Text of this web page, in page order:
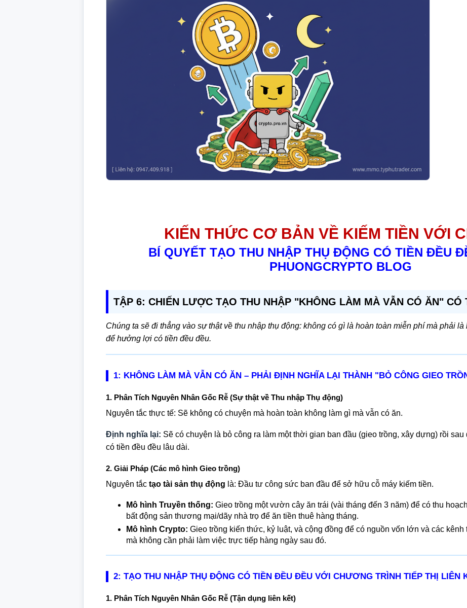
KIẾN THỨC CƠ BẢN VỀ KIẾM TIỀN VỚI
BÍ QUYẾT TẠO THU NHẬP THỤ ĐỘNG CÓ TIỀN ĐỀU
PHUONGCRYPTO BLOG
TẬP 6: CHIẾN LƯỢC TẠO THU NHẬP "KHÔNG LÀM MÀ VẪN CÓ ĂN" CÓ
Chúng ta sẽ đi thẳng vào sự thật về thu nhập thụ động: không có gì là hoàn toàn miễn phí mà phải
để hưởng lợi có tiền đều đều.
1: KHÔNG LÀM MÀ VẪN CÓ ĂN – PHẢI ĐỊNH NGHĨA LẠI THÀNH "BỎ CÔNG GIEO
1. Phân Tích Nguyên Nhân Gốc Rễ (Sự thật về Thu nhập Thụ động)
Nguyên tắc thực tế: Sẽ không có chuyện mà hoàn toàn không làm gì mà vẫn có ăn.
Định nghĩa lại: Sẽ có chuyện là bỏ công ra làm một thời gian ban đầu (gieo trồng, xây dựng) rồi
có tiền đều đều lâu dài.
2. Giải Pháp (Các mô hình Gieo trồng)
Nguyên tắc tạo tài sản thụ động là: Đầu tư công sức ban đầu để sở hữu cỗ máy kiếm tiền.
Mô hình Truyền thống: Gieo trồng một vườn cây ăn trái (vài tháng đến 3 năm) để có thu
bất động sản thương mại/dãy nhà trọ để ăn tiền thuê hàng tháng.
Mô hình Crypto: Gieo trồng kiến thức, kỷ luật, và cộng đồng để có nguồn vốn lớn và các kênh
mà không cần phải làm việc trực tiếp hàng ngày sau đó.
2: TẠO THU NHẬP THỤ ĐỘNG CÓ TIỀN ĐỀU ĐỀU VỚI CHƯƠNG TRÌNH TIẾP THỊ LIÊN
1. Phân Tích Nguyên Nhân Gốc Rễ (Tận dụng liên kết)